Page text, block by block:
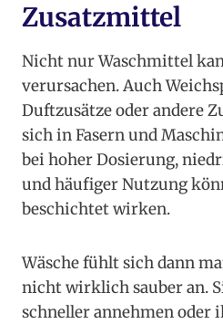
Zusatzmittel
Nicht nur Waschmittel
verursachen. Auch
Duftzusätze oder andere
sich in Fasern und
bei hoher Dosierung,
und häufiger Nutzung
beschichtet wirken.
Wäsche fühlt sich dann
nicht wirklich sauber an.
schneller annehmen oder